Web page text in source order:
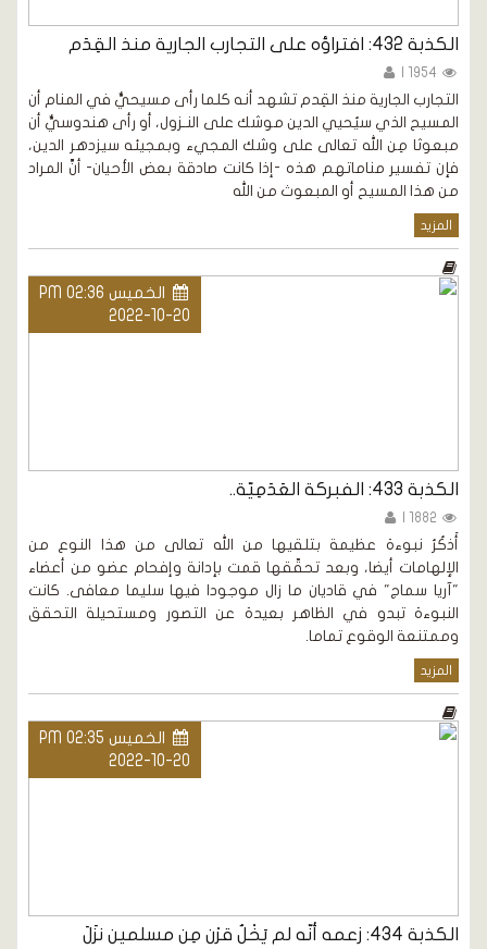
الكذبة 432: افتراؤه على التجارب الجارية منذ القِدَم
التجارب الجارية منذ القِدم تشهد أنه كلما رأى مسيحيٌّ في المنام أن
المسيح الذي سيُحيي الدين موشك على النـزول، أو رأى هندوسيٌّ أن
مبعوثا مِن الله تعالى على وشك المجيء وبمجيئه سيزدهر الدين،
فإن تفسير مناماتهم هذه -إذا كانت صادقة بعض الأحيان- أنَّ المراد
من هذا المسيح أو المبعوث من الله
المزيد
الخميس PM 02:36
2022-10-20
الكذبة 433: الفبركة العَدَمِيّة..
أَذكُرُ نبوءة عظيمة بتلقيها من الله تعالى من هذا النوع من
الإلهامات أيضا، وبعد تحقّقها قمت بإدانة وإفحام عضو من أعضاء
"آريا سماج" في قاديان ما زال موجودا فيها سليما معافى. كانت
النبوءة تبدو في الظاهر بعيدة عن التصور ومستحيلة التحقق
وممتنعة الوقوع تماما.
المزيد
الخميس PM 02:35
2022-10-20
الكذبة 434: زعمه أنّه لم يَخْلُ قرْن مِن مسلمين نزَلَ